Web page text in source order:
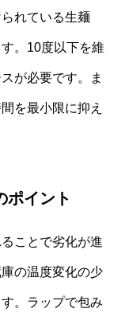
れている生麺
。10度以下を維
が必要です。ま
を最小限に抑え
ポイント
ことで劣化が進
の温度変化の少
。ラップで包み